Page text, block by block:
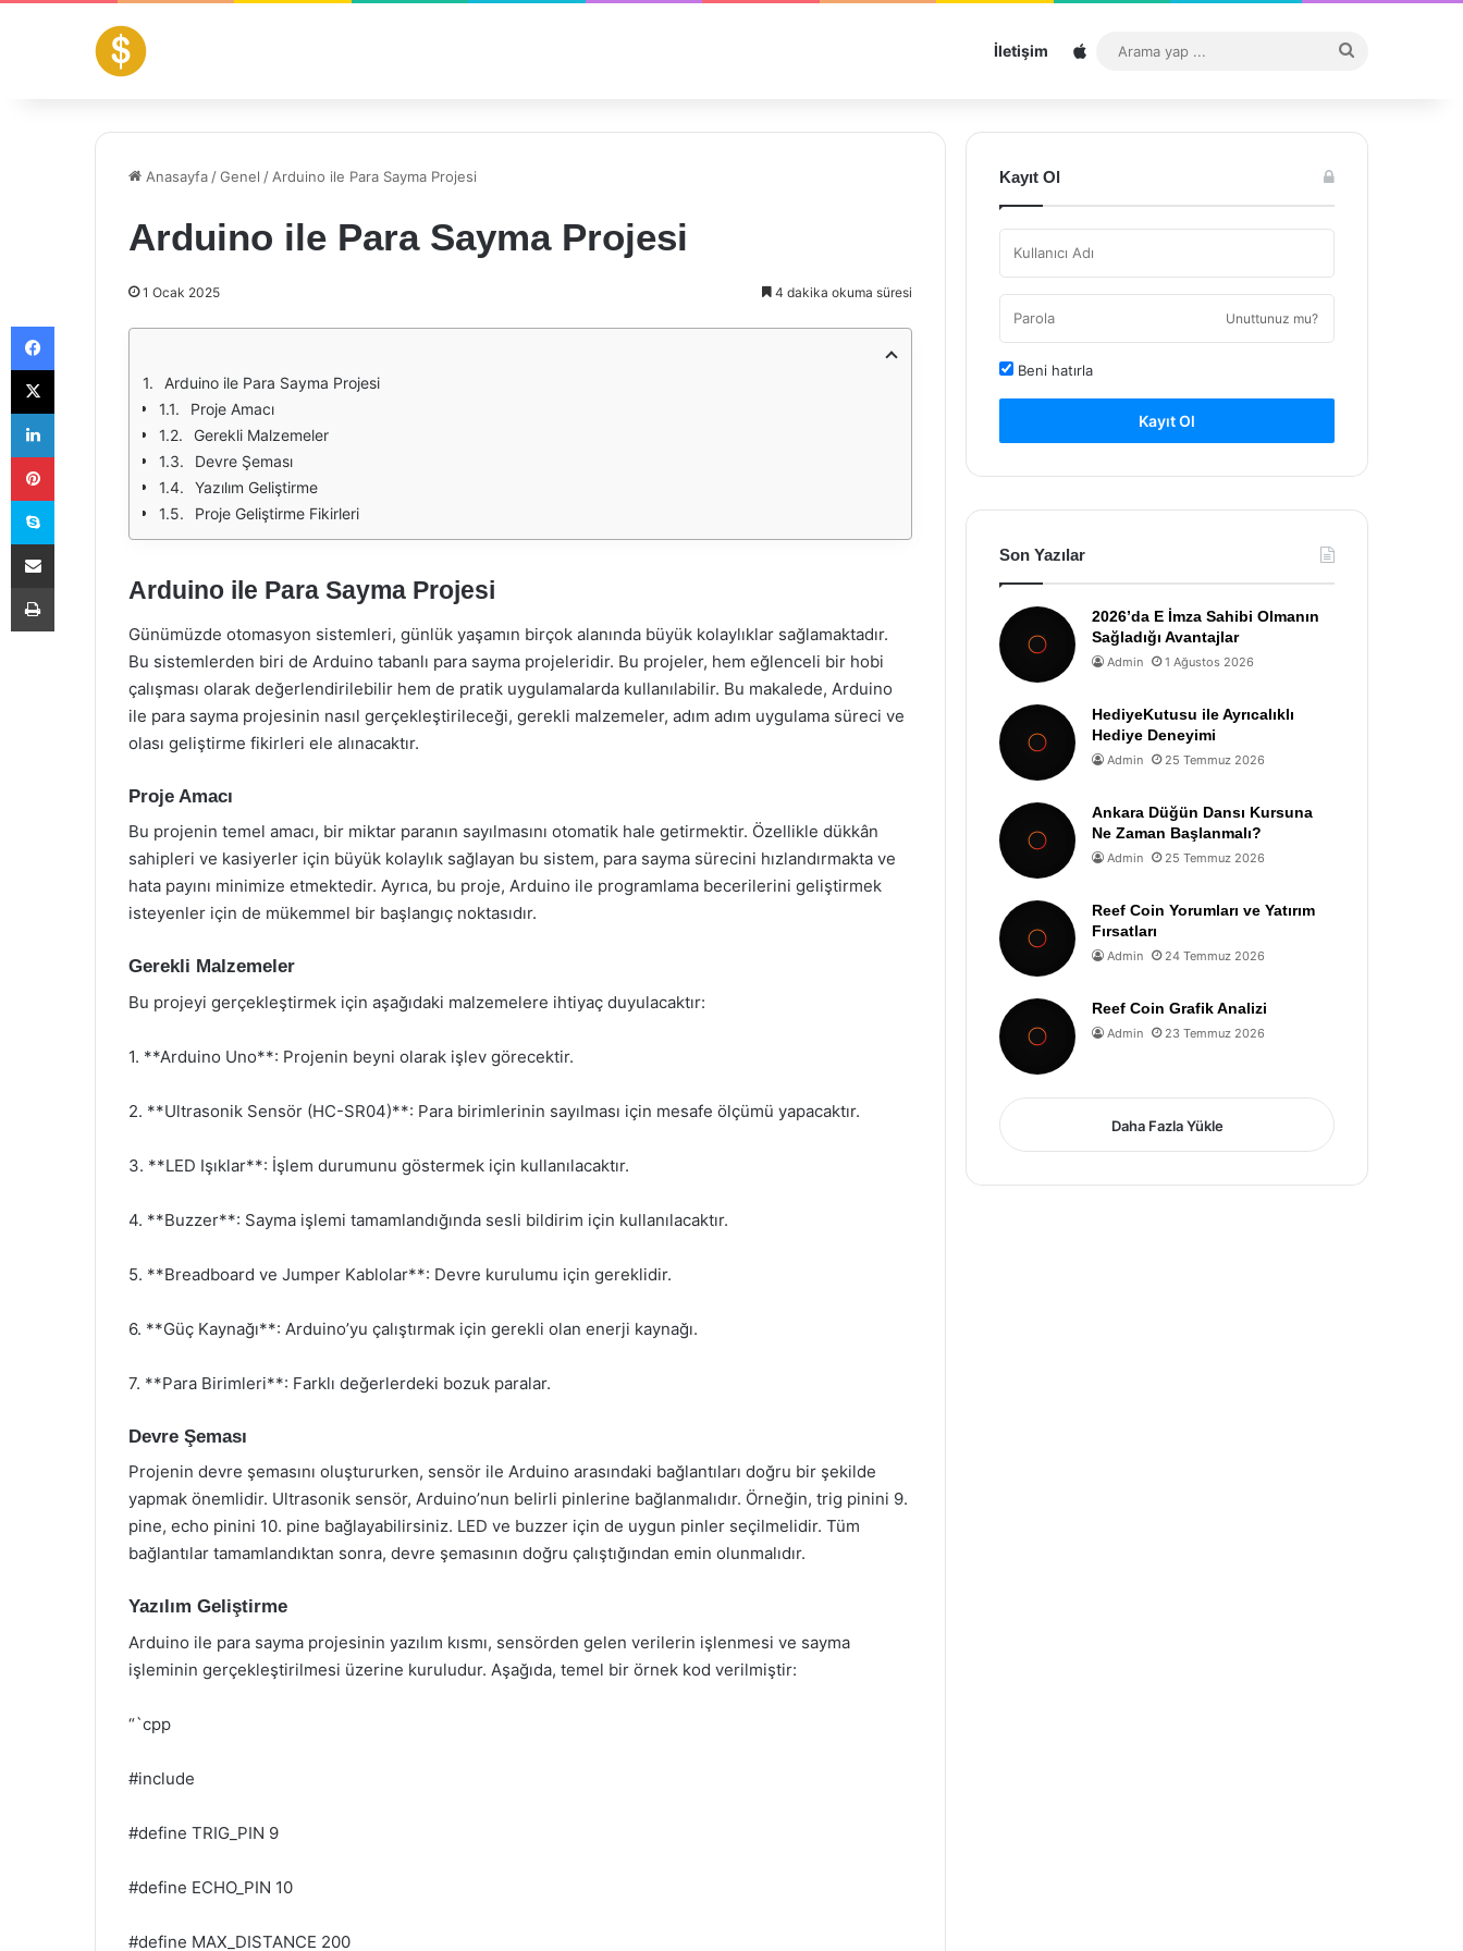
İletişim Sitemap
...
Anasayfa /Genel / Arduino ile Para Sayma Projesi
Arduino ile Para Sayma Projesi
1 Ocak 2025 4 dakika okuma süresi
Arduino ile Para Sayma Projesi
Proje Amacı
Gerekli Malzemeler
Devre Şeması
Yazılım Geliştirme
Proje Geliştirme Fikirleri
Arduino ile Para Sayma Projesi
Günümüzde otomasyon sistemleri, günlük yaşamın birçok alanında büyük kolaylıklar sağlamaktadır.
Bu sistemlerden biri de Arduino tabanlı para sayma projeleridir. Bu projeler, hem eğlenceli bir hobi
çalışması olarak değerlendirilebilir hem de pratik uygulamalarda kullanılabilir. Bu makalede, Arduino
ile para sayma projesinin nasıl gerçekleştirileceği, gerekli malzemeler, adım adım uygulama süreci ve
olası geliştirme fikirleri ele alınacaktır.
Proje Amacı
Bu projenin temel amacı, bir miktar paranın sayılmasını otomatik hale getirmektir. Özellikle dükkân
sahipleri ve kasiyerler için büyük kolaylık sağlayan bu sistem, para sayma sürecini hızlandırmakta ve
hata payını minimize etmektedir. Ayrıca, bu proje, Arduino ile programlama becerilerini geliştirmek
isteyenler için de mükemmel bir başlangıç noktasıdır.
Gerekli Malzemeler
Bu projeyi gerçekleştirmek için aşağıdaki malzemelere ihtiyaç duyulacaktır:
1. **Arduino Uno**: Projenin beyni olarak işlev görecektir.
2. **Ultrasonik Sensör (HC-SR04)**: Para birimlerinin sayılması için mesafe ölçümü yapacaktır.
3. **LED Işıklar**: İşlem durumunu göstermek için kullanılacaktır.
4. **Buzzer**: Sayma işlemi tamamlandığında sesli bildirim için kullanılacaktır.
5. **Breadboard ve Jumper Kablolar**: Devre kurulumu için gereklidir.
6. **Güç Kaynağı**: Arduino’yu çalıştırmak için gerekli olan enerji kaynağı.
7. **Para Birimleri**: Farklı değerlerdeki bozuk paralar.
Devre Şeması
Projenin devre şemasını oluştururken, sensör ile Arduino arasındaki bağlantıları doğru bir şekilde
yapmak önemlidir. Ultrasonik sensör, Arduino’nun belirli pinlerine bağlanmalıdır. Örneğin, trig pinini 9.
pine, echo pinini 10. pine bağlayabilirsiniz. LED ve buzzer için de uygun pinler seçilmelidir. Tüm
bağlantılar tamamlandıktan sonra, devre şemasının doğru çalıştığından emin olunmalıdır.
Yazılım Geliştirme
Arduino ile para sayma projesinin yazılım kısmı, sensörden gelen verilerin işlenmesi ve sayma
işleminin gerçekleştirilmesi üzerine kuruludur. Aşağıda, temel bir örnek kod verilmiştir:
“`cpp
#include
#define TRIG_PIN 9
#define ECHO_PIN 10
#define MAX_DISTANCE 200
Kayıt Ol
Unuttunuz mu?
Beni hatırla
Kayıt Ol
Son Yazılar
2026’da E İmza Sahibi Olmanın
Sağladığı Avantajlar
Admin 1 Ağustos 2026
HediyeKutusu ile Ayrıcalıklı
Hediye Deneyimi
Admin 25 Temmuz 2026
Ankara Düğün Dansı Kursuna
Ne Zaman Başlanmalı?
Admin 25 Temmuz 2026
Reef Coin Yorumları ve Yatırım
Fırsatları
Admin 24 Temmuz 2026
Reef Coin Grafik Analizi
Admin 23 Temmuz 2026
Daha Fazla Yükle
Facebook
X
LinkedIn
Pinterest
Skype
E-Posta ile paylaş